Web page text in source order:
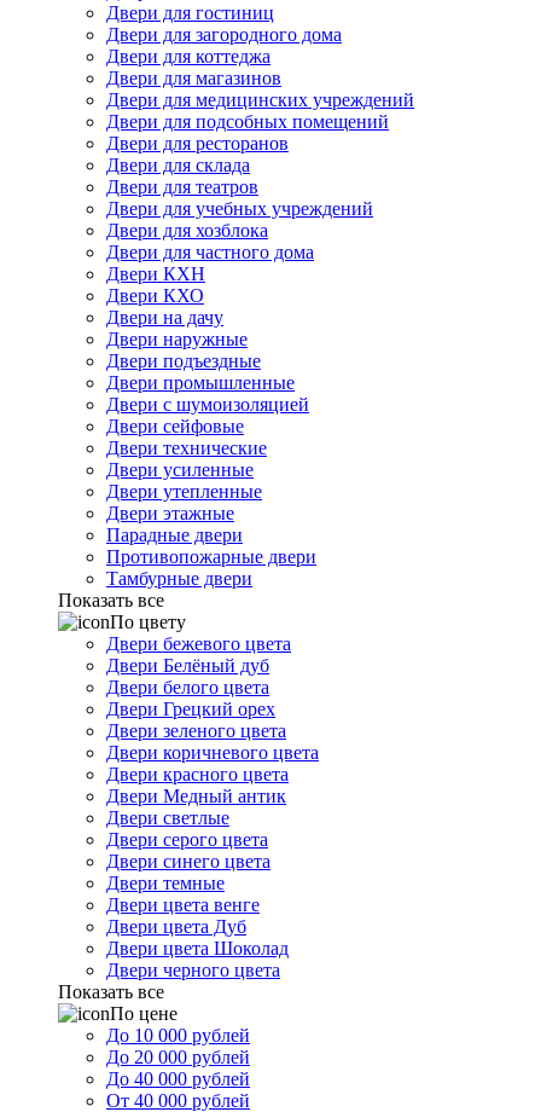
Двери для гостиниц
Двери для загородного дома
Двери для коттеджа
Двери для магазинов
Двери для медицинских учреждений
Двери для подсобных помещений
Двери для ресторанов
Двери для склада
Двери для театров
Двери для учебных учреждений
Двери для хозблока
Двери для частного дома
Двери КХН
Двери КХО
Двери на дачу
Двери наружные
Двери подъездные
Двери промышленные
Двери с шумоизоляцией
Двери сейфовые
Двери технические
Двери усиленные
Двери утепленные
Двери этажные
Парадные двери
Противопожарные двери
Тамбурные двери
Показать все
По цвету
Двери бежевого цвета
Двери Белёный дуб
Двери белого цвета
Двери Грецкий орех
Двери зеленого цвета
Двери коричневого цвета
Двери красного цвета
Двери Медный антик
Двери светлые
Двери серого цвета
Двери синего цвета
Двери темные
Двери цвета венге
Двери цвета Дуб
Двери цвета Шоколад
Двери черного цвета
Показать все
По цене
До 10 000 рублей
До 20 000 рублей
До 40 000 рублей
От 40 000 рублей